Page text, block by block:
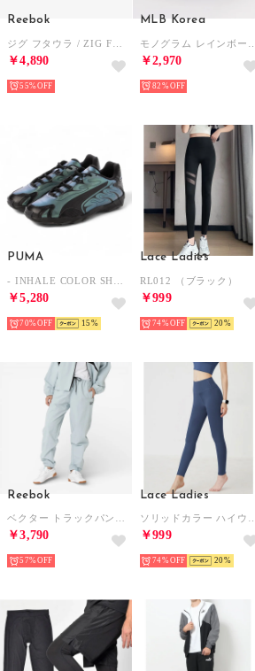
Reebok
￥4,890
55%
MLB Korea
￥2,970
82%
PUMA
￥5,280
70% 15
Lace Ladies
RL012 （ブラック）
￥999
74% 20
Reebok
￥3,790
57%
Lace Ladies
￥999
74% 20